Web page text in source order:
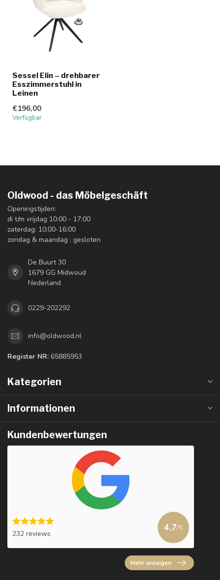
Sessel Elin – drehbarer
Esszimmerstuhl in
Leinen
€196,00
Verfügbar
Oldwood - das Möbelgeschäft
Openingstijden:
di t/m vrijdag 10:00 - 17:00
zaterdag: 10:00-16:00
zondag & maandag : gesloten
De Buurt 30
1679 GG Midwoud
Nederland
0229-202292
info@oldwood.nl
Register NR: 65885953
Kategorien
Informationen
Kundenbewertungen
232 reviews
4.7/5
Mehr anzeigen